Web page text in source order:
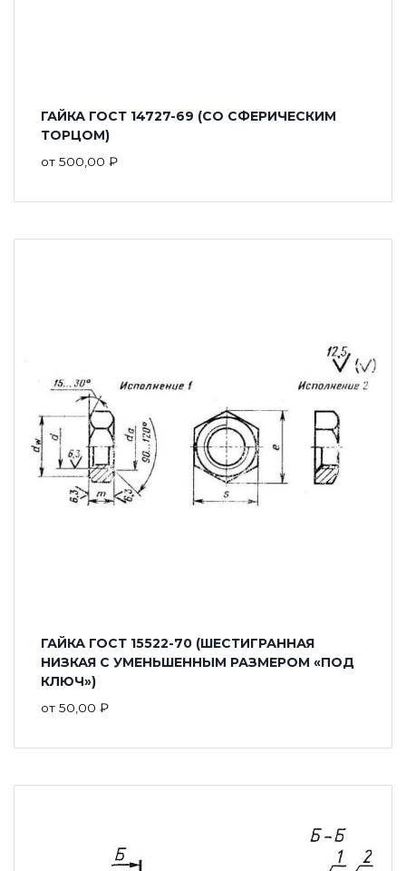
ГАЙКА ГОСТ 14727-69 (СО СФЕРИЧЕСКИМ
ТОРЦОМ)
от 500,00 ₽
ГАЙКА ГОСТ 15522-70 (ШЕСТИГРАННАЯ
НИЗКАЯ С УМЕНЬШЕННЫМ РАЗМЕРОМ «ПОД
КЛЮЧ»)
от 50,00 ₽